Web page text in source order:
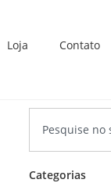
Loja Contato
Categorias